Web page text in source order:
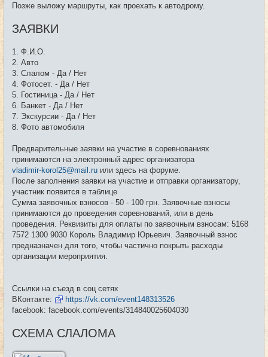
Позже выложу маршруты, как проехать к автодрому.
ЗАЯВКИ
1. Ф.И.О.
2. Авто
3. Слалом - Да / Нет
4. Фотосет. - Да / Нет
5. Гостиница - Да / Нет
6. Банкет - Да / Нет
7. Экскурсии - Да / Нет
8. Фото автомобиля
Предварительные заявки на участие в соревнованиях
принимаются на электронный адрес организатора
vladimir-korol25@mail.ru или здесь на форуме.
После заполнения заявки на участие и отправки организатору,
участник появится в таблице
Сумма заявочных взносов - 50 - 100 грн. Заявочные взносы
принимаются до проведения соревнований, или в день
проведения. Реквизиты для оплаты по заявочным взносам: 5168
7572 1300 9030 Король Владимир Юрьевич. Заявочный взнос
предназначен для того, чтобы частично покрыть расходы
организации мероприятия.
Ссылки на съезд в соц сетях
ВКонтакте:
https://vk.com/event148313526
facebook: facebook.com/events/314840025604030
СХЕМА СЛАЛОМА